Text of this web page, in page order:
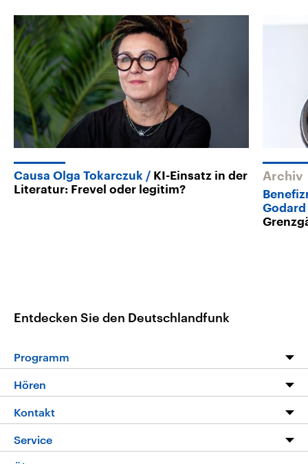
Causa Olga Tokarczuk
KI-Einsatz in der
Literatur: Frevel oder legitim?
Archiv
Entdecken Sie den Deutschlandfunk
Programm
Programm
Die Nachrichten
Nachrichtenleicht
Hören
Livestream
Podcasts
Kontakt
Hörerservice
Service